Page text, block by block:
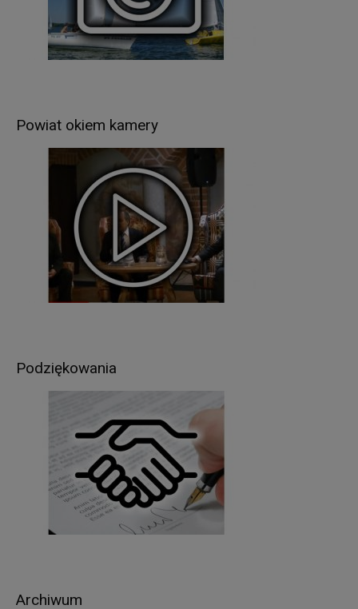
Powiat okiem kamery
Podziękowania
Archiwum
przetwarzanie danych osobowych – np. w celu
rekrutacji (art. 6 ust.1 lit. a RODO).
W związku z przetwarzaniem danych w celach
Odbiorcami Pani/Pana danych osobowych mogą
organy władzy publicznej oraz podmioty
wykonujące zadania publiczne lub działające na
zlecenie organów władzy publicznej, w zakresie i
w celach, które wynikają z przepisów powszechnie
obowiązującego prawa (np. podmioty
kontrolujące, sądy, policja itp.);
inne podmioty, które na podstawie stosownych
umów podpisanych z Starostwem Powiatowym w
Pani/Pana dane osobowe będą przetwarzane
przez okres niezbędny do realizacji celów
wskazanych w pkt 3, lecz nie krócej niż okres
wskazany w przepisach o archiwizacji. Oznacza
to, że dane osobowe zostaną zniszczone po
upływie odpowiednio 3, 5, 10, 20 lub 50 lat od
daty zakończenia sprawy (zgodnie z przepisami
o archiwizacji).
W związku z przetwarzaniem przez
RODO z zastrzeżeniem, że udostępniane dane